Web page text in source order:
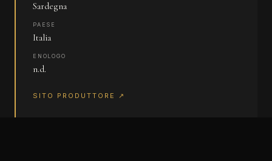
Sardegna
PAESE
Italia
ENOLOGO
n.d.
SITO PRODUTTORE ↗